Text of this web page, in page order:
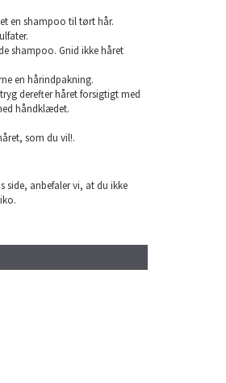
en shampoo til tørt hår.
shampoo. Gnid ikke håret
en hårindpakning.
derefter håret forsigtigt med
håndklædet.
som du vil!.
side, anbefaler vi, at du ikke